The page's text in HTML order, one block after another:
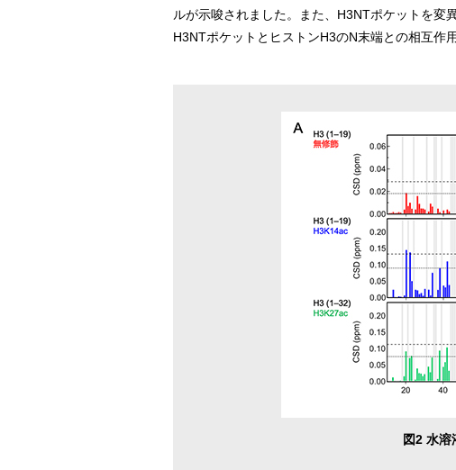
ルが示唆されました。また、H3NTポケットを変
H3NTポケットとヒストンH3のN末端との相互作
図2 水